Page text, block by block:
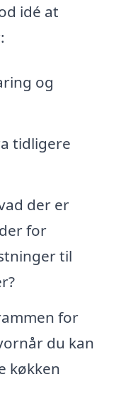
idé at
og
tidligere
der er
for
til
for
du kan
køkken